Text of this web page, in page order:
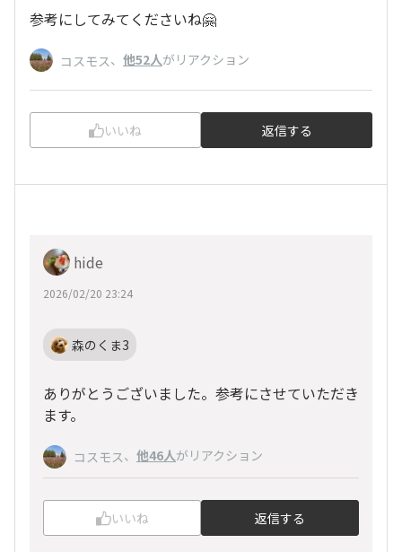
参考にしてみてくださいね🤗
コスモス、 他52人がリアクション
いいね 返信する
hide
2026/02/20 23:24
森のくま3
ありがとうございました。参考にさせていただき
ます。
コスモス、 他46人がリアクション
いいね 返信する